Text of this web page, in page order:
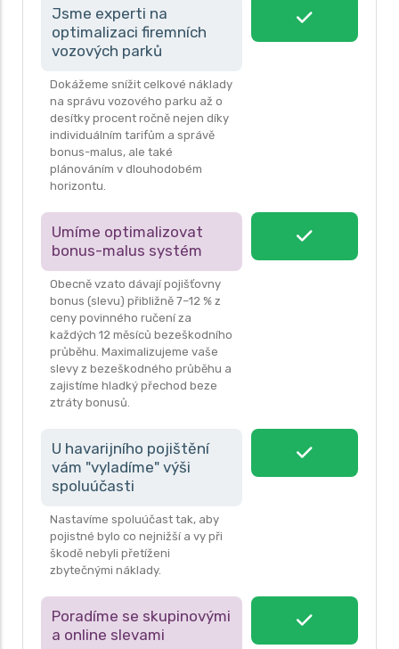
Jsme experti na
optimalizaci firemních
vozových parků
Dokážeme snížit celkové náklady
na správu vozového parku až o
desítky procent ročně nejen díky
individuálním tarifům a správě
bonus-malus, ale také
plánováním v dlouhodobém
horizontu.
Umíme optimalizovat
bonus-malus systém
Obecně vzato dávají pojišťovny
bonus (slevu) přibližně 7–12 % z
ceny povinného ručení za
každých 12 měsíců bezeškodního
průběhu. Maximalizujeme vaše
slevy z bezeškodného průběhu a
zajistíme hladký přechod beze
ztráty bonusů.
U havarijního pojištění
vám "vyladíme" výši
spoluúčasti
Nastavíme spoluúčast tak, aby
pojistné bylo co nejnižší a vy při
škodě nebyli přetíženi
zbytečnými náklady.
Poradíme se skupinovými
a online slevami